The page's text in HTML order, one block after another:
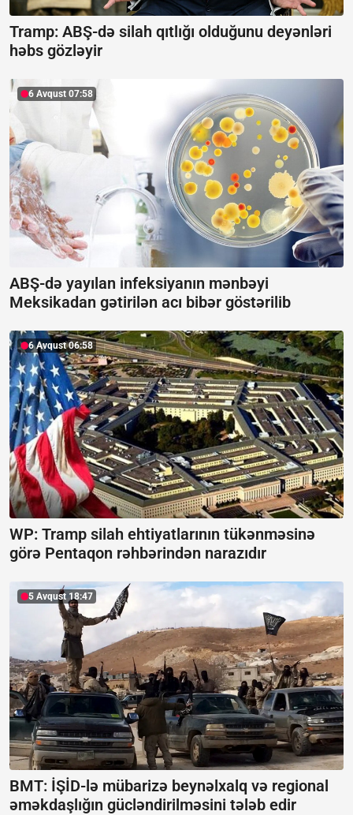
Tramp: ABŞ-də silah qıtlığı olduğunu deyənləri
həbs gözləyir
6 Avqust 07:58
ABŞ-də yayılan infeksiyanın mənbəyi
Meksikadan gətirilən acı bibər göstərilib
6 Avqust 06:58
WP: Tramp silah ehtiyatlarının tükənməsinə
görə Pentaqon rəhbərindən narazıdır
5 Avqust 18:47
BMT: İŞİD-lə mübarizə beynəlxalq və regional
əməkdaşlığın gücləndirilməsini tələb edir